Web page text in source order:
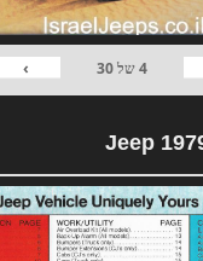
4של30
›